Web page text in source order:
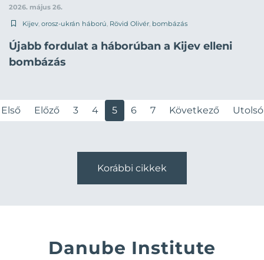
2026. május 26.
Kijev, orosz-ukrán háború, Rövid Olivér, bombázás
Újabb fordulat a háborúban a Kijev elleni
bombázás
Első Előző 3 4 5 6 7 Következő Utolsó
Korábbi cikkek
Danube Institute